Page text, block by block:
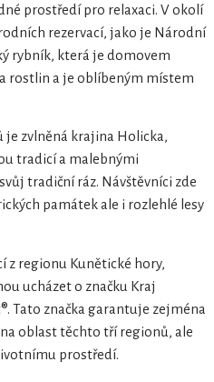
prostředí pro relaxaci. V okolí
rezervací, jako je Národní
rybník, která je domovem
rostlin a je oblíbeným místem
je zvlněná krajina Holicka,
tradicí a malebnými
tradiční ráz. Návštěvníci zde
památek ale i rozlehlé lesy
z regionu Kunětické hory,
ucházet o značku Kraj
Tato značka garantuje zejména
oblast těchto tří regionů, ale
prostředí.